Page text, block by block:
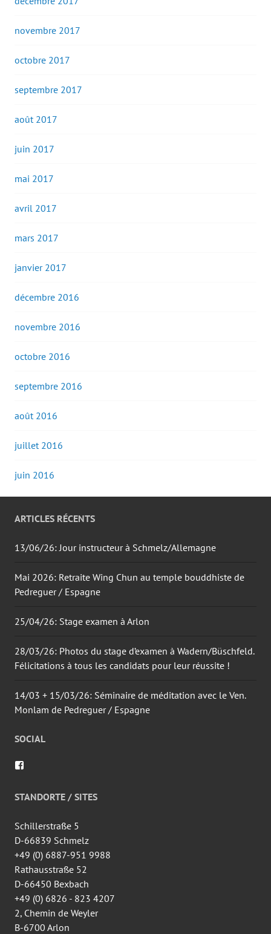
novembre 2017
octobre 2017
septembre 2017
août 2017
juin 2017
mai 2017
avril 2017
mars 2017
janvier 2017
décembre 2016
novembre 2016
octobre 2016
septembre 2016
août 2016
juillet 2016
juin 2016
ARTICLES RÉCENTS
13/06/26: Jour instructeur à Schmelz/Allemagne
Mai 2026: Retraite Wing Chun au temple bouddhiste de
Pedreguer / Espagne
25/04/26: Stage examen à Arlon
28/03/26: Photos du stage d’examen à Wadern/Büschfeld.
Félicitations à tous les candidats pour leur réussite !
14/03 + 15/03/26: Séminaire de méditation avec le Ven.
Monlam de Pedreguer / Espagne
SOCIAL
de
wingtsun.arlon
Facebook
STANDORTE / SITES
Schillerstraße 5
D-66839 Schmelz
+49 (0) 6887-951 9988
Rathausstraße 52
D-66450 Bexbach
+49 (0) 6826 - 823 4207
2, Chemin de Weyler
B-6700 Arlon